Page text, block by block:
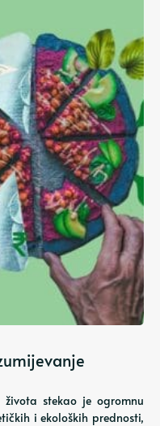
stekao je ogromnu
i ekoloških prednosti,